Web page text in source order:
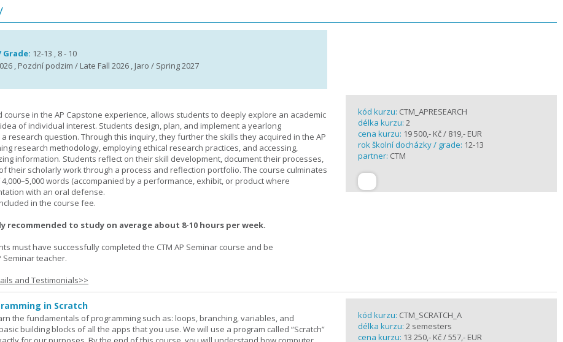
Grade: 12-13 , 8 - 10
, Pozdní podzim / Late Fall 2026 , Jaro / Spring 2027
course in the AP Capstone experience, allows students to deeply explore an academic
of individual interest. Students design, plan, and implement a yearlong
research question. Through this inquiry, they further the skills they acquired in the AP
research methodology, employing ethical research practices, and accessing,
information. Students reflect on their skill development, document their processes,
their scholarly work through a process and reflection portfolio. The course culminates
words (accompanied by a performance, exhibit, or product where
with an oral defense.
in the course fee.
recommended to study on average about 8-10 hours per week.
must have successfully completed the CTM AP Seminar course and be
Seminar teacher.
and Testimonials>>
kód kurzu: CTM_APRESEARCH
délka kurzu: 2
cena kurzu: 19 500,- Kč / 819,- EUR
rok školní docházky / grade: 12-13
partner: CTM
in Scratch
the fundamentals of programming such as: loops, branching, variables, and
building blocks of all the apps that you use. We will use a program called “Scratch”
kód kurzu: CTM_SCRATCH_A
délka kurzu: 2 semesters
cena kurzu: 13 250,- Kč / 557,- EUR